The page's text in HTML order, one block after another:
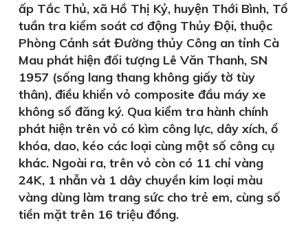
ấp Tắc Thủ, xã Hồ Thị Kỷ, huyện Thới Bình, Tổ
tuần tra kiểm soát cơ động Thủy Đội, thuộc
Phòng Cảnh sát Đường thủy Công an tỉnh Cà
Mau phát hiện đối tượng Lê Văn Thanh, SN
1957 (sống lang thang không giấy tờ tùy
thân), điều khiển vỏ composite đầu máy xe
không số đăng ký. Qua kiểm tra hành chính
phát hiện trên vỏ có kìm công lực, dây xích, ổ
khóa, dao, kéo các loại cùng một số công cụ
khác. Ngoài ra, trên vỏ còn có 11 chỉ vàng
24K, 1 nhẫn và 1 dây chuyền kim loại màu
vàng dùng làm trang sức cho trẻ em, cùng số
tiền mặt trên 16 triệu đồng.